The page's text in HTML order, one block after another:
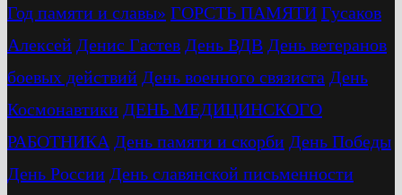
Год памяти и славы» ГОРСТЬ ПАМЯТИ Гусаков
Алексей Денис Гастев День ВДВ День ветеранов
боевых действий День военного связиста День
Космонавтики ДЕНЬ МЕДИЦИНСКОГО
РАБОТНИКА День памяти и скорби День Победы
День России День славянской письменности